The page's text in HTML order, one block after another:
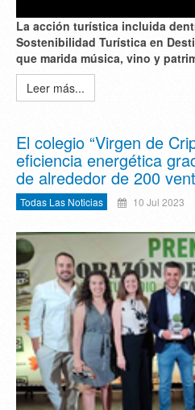
La acción turística incluida
Sostenibilidad Turística en
que marida música, vino y
Leer más...
El colegio “Virgen de
eficiencia energética
de alrededor de 200
Todas Las Noticias 10 Jul 2023